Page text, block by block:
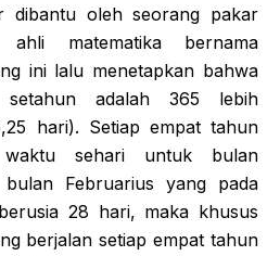
dibantu oleh seorang pakar
ahli matematika bernama
ini lalu menetapkan bahwa
adalah 365 lebih
hari). Setiap empat tahun
waktu sehari untuk bulan
bulan Februarius yang pada
28 hari, maka khusus
berjalan setiap empat tahun